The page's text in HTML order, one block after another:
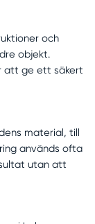
och
objekt.
att ge ett säkert
material, till
används ofta
utan att